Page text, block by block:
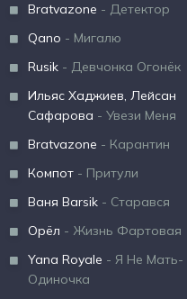
Bratvazone - Детектор
Qano - Мигалю
Rusik - Девчонка Огонёк
Ильяс Хаджиев, Лейсан
Сафарова - Увези Меня
Bratvazone - Карантин
Компот - Притули
Ваня Barsik - Старався
Орёл - Жизнь Фартовая
Yana Royale - Я Не Мать-
Одиночка